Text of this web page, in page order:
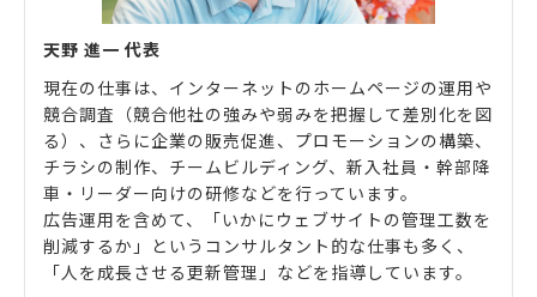
天野 進一 代表
現在の仕事は、インターネットのホームページの運用や
競合調査（競合他社の強みや弱みを把握して差別化を図
る）、さらに企業の販売促進、プロモーションの構築、
チラシの制作、チームビルディング、新入社員・幹部降
車・リーダー向けの研修などを行っています。
広告運用を含めて、「いかにウェブサイトの管理工数を
削減するか」というコンサルタント的な仕事も多く、
「人を成長させる更新管理」などを指導しています。